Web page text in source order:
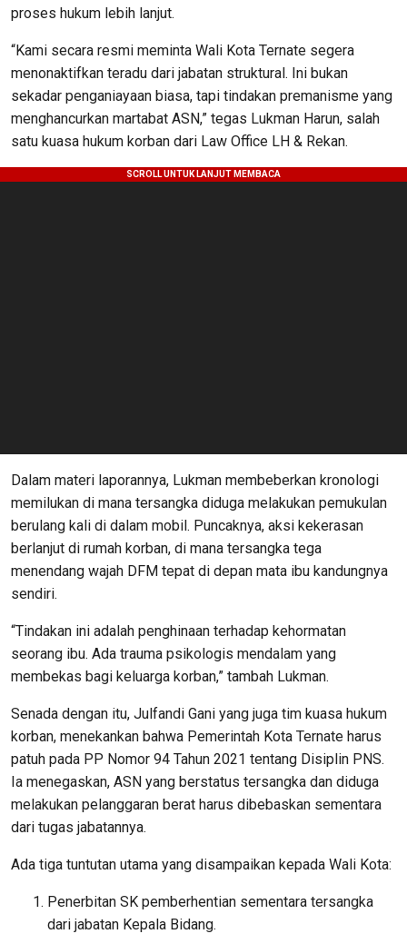
proses hukum lebih lanjut.
“Kami secara resmi meminta Wali Kota Ternate segera
menonaktifkan teradu dari jabatan struktural. Ini bukan
sekadar penganiayaan biasa, tapi tindakan premanisme yang
menghancurkan martabat ASN,” tegas Lukman Harun, salah
satu kuasa hukum korban dari Law Office LH & Rekan.
Dalam materi laporannya, Lukman membeberkan kronologi
memilukan di mana tersangka diduga melakukan pemukulan
berulang kali di dalam mobil. Puncaknya, aksi kekerasan
berlanjut di rumah korban, di mana tersangka tega
menendang wajah DFM tepat di depan mata ibu kandungnya
sendiri.
“Tindakan ini adalah penghinaan terhadap kehormatan
seorang ibu. Ada trauma psikologis mendalam yang
membekas bagi keluarga korban,” tambah Lukman.
Senada dengan itu, Julfandi Gani yang juga tim kuasa hukum
korban, menekankan bahwa Pemerintah Kota Ternate harus
patuh pada PP Nomor 94 Tahun 2021 tentang Disiplin PNS.
Ia menegaskan, ASN yang berstatus tersangka dan diduga
melakukan pelanggaran berat harus dibebaskan sementara
dari tugas jabatannya.
Ada tiga tuntutan utama yang disampaikan kepada Wali Kota:
Penerbitan SK pemberhentian sementara tersangka
dari jabatan Kepala Bidang.